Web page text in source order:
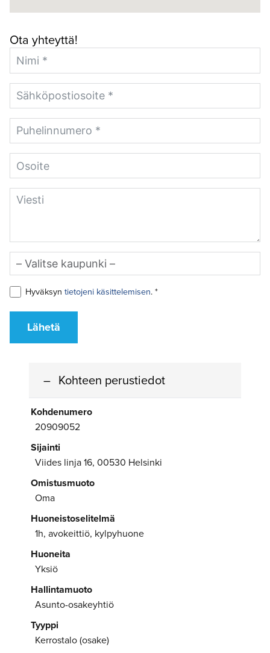
Ota yhteyttä!
Hyväksyn tietojeni käsittelemisen. *
Lähetä
Kohteen perustiedot
Kohdenumero
20909052
Sijainti
Viides linja 16, 00530 Helsinki
Omistusmuoto
Oma
Huoneistoselitelmä
1h, avokeittiö, kylpyhuone
Huoneita
Yksiö
Hallintamuoto
Asunto-osakeyhtiö
Tyyppi
Kerrostalo (osake)